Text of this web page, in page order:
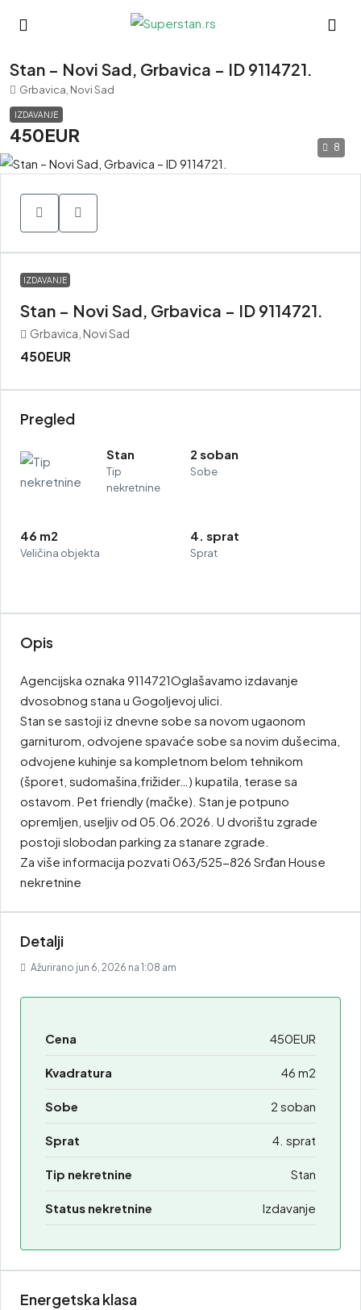
Stan – Novi Sad, Grbavica – ID 9114721.
Grbavica, Novi Sad
IZDAVANJE
450EUR
8
IZDAVANJE
Stan – Novi Sad, Grbavica – ID 9114721.
Grbavica, Novi Sad
450EUR
Pregled
Stan
Tip
nekretnine
2 soban
Sobe
46 m2
Veličina objekta
4. sprat
Sprat
Opis
Agencijska oznaka 9114721Oglašavamo izdavanje
dvosobnog stana u Gogoljevoj ulici.
Stan se sastoji iz dnevne sobe sa novom ugaonom
garniturom, odvojene spavaće sobe sa novim dušecima,
odvojene kuhinje sa kompletnom belom tehnikom
(šporet, sudomašina,frižider…) kupatila, terase sa
ostavom. Pet friendly (mačke). Stan je potpuno
opremljen, useljiv od 05.06.2026. U dvorištu zgrade
postoji slobodan parking za stanare zgrade.
Za više informacija pozvati 063/525-826 Srđan House
nekretnine
Detalji
Ažurirano jun 6, 2026 na 1:08 am
Cena 450EUR
Kvadratura 46 m2
Sobe 2 soban
Sprat 4. sprat
Tip nekretnine Stan
Status nekretnine Izdavanje
Energetska klasa